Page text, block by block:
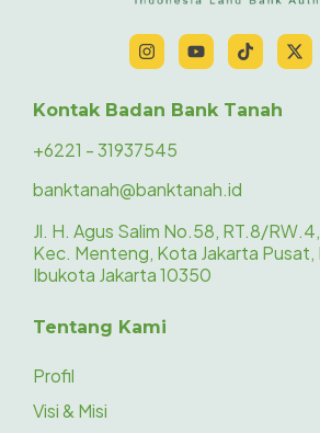
Kontak Badan Bank Tanah
+6221 - 31937545
banktanah@banktanah.id
Jl. H. Agus Salim No.58, RT.8/
Kec. Menteng, Kota Jakarta Pusat,
Ibukota Jakarta 10350
Tentang Kami
Profil
Visi & Misi